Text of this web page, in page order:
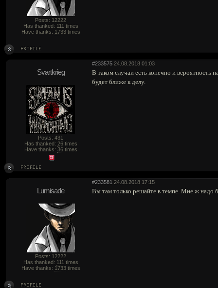
Posts: 12222
Has thanked: 111 times
Have thanks: 1733times
#233575 24.08.2018 01:03
Svartkrieg
Posts: 431
Has thanked: 26times
Have thanks: 36times
В таком случаи есть конечно и вероятность
будет ближе к делу.
#233581 24.08.2018 17:15
Lumisade
Posts: 12222
Has thanked: 111 times
Have thanks: 1733times
Вы там только решайте в темпе. Мне ж надо